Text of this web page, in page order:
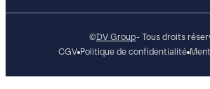
© DV Group- Tous droits
CGV Politique de confidentialité